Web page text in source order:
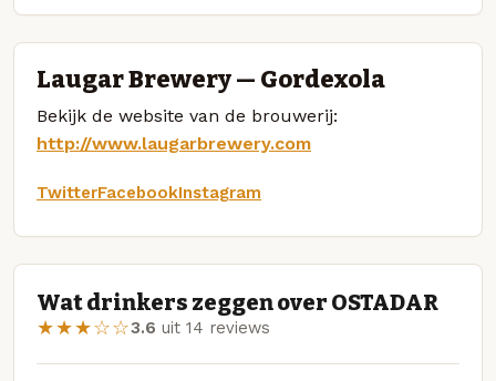
Laugar Brewery — Gordexola
Bekijk de website van de brouwerij:
http://www.laugarbrewery.com
TwitterFacebookInstagram
Wat drinkers zeggen over OSTADAR
★★★☆☆3.6 uit 14 reviews